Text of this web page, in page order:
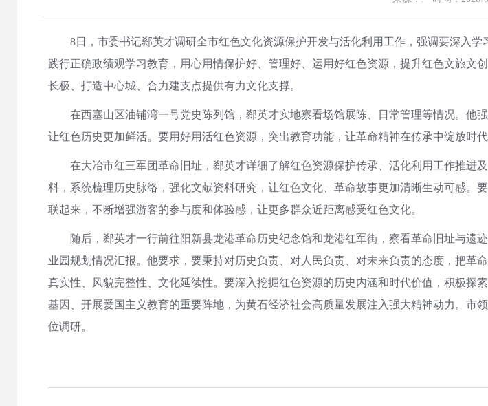
8日，市委书记郄英才调研全市红色文化资源保护开发与活化利用工作，强调要深入
践行正确政绩观学习教育，用心用情保护好、管理好、运用好红色资源，提升红色文旅
长极、打造中心城、合力建支点提供有力文化支撑。
在西塞山区油铺湾一号党史陈列馆，郄英才实地察看场馆展陈、日常管理等情况。他
让红色历史更加鲜活。要用好用活红色资源，突出教育功能，让革命精神在传承中绽放时代
在大冶市红三军团革命旧址，郄英才详细了解红色资源保护传承、活化利用工作推进
料，系统梳理历史脉络，强化文献资料研究，让红色文化、革命故事更加清晰生动可感。
联起来，不断增强游客的参与度和体验感，让更多群众近距离感受红色文化。
随后，郄英才一行前往阳新县龙港革命历史纪念馆和龙港红军街，察看革命旧址与
业园规划情况汇报。他要求，要秉持对历史负责、对人民负责、对未来负责的态度，把
真实性、风貌完整性、文化延续性。要深入挖掘红色资源的历史内涵和时代价值，积极
基因、开展爱国主义教育的重要阵地，为黄石经济社会高质量发展注入强大精神动力。
位调研。